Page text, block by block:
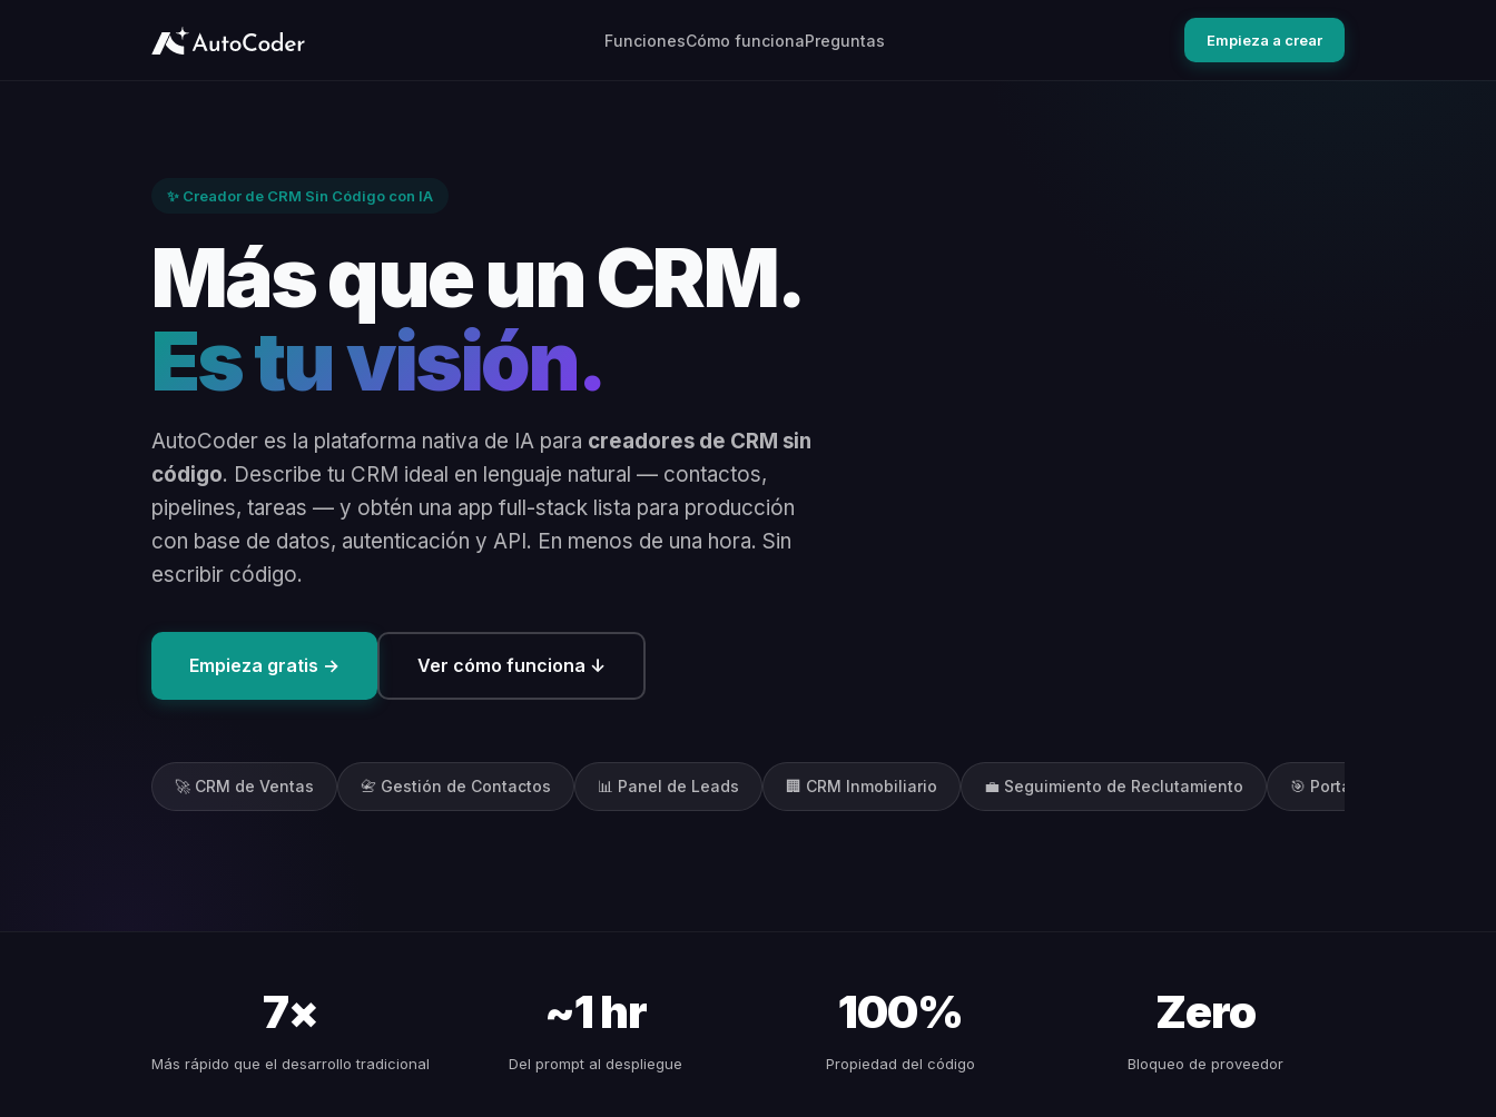
FuncionesCómo funcionaPreguntas Empieza a crear
✨ Creador de CRM Sin Código con IA
Más que un CRM.
Es tu visión.
AutoCoder es la plataforma nativa de IA para creadores de CRM sin
código. Describe tu CRM ideal en lenguaje natural — contactos,
pipelines, tareas — y obtén una app full-stack lista para producción
con base de datos, autenticación y API. En menos de una hora. Sin
escribir código.
Empieza gratis → Ver cómo funciona ↓
🚀 CRM de Ventas 📇 Gestión de Contactos 📊 Panel de Leads 🏢 CRM Inmobiliario 💼 Seguimiento de Reclutamiento 🎯 Portal de Soporte
7×
Más rápido que el desarrollo tradicional
~1 hr
Del prompt al despliegue
100%
Propiedad del código
Zero
Bloqueo de proveedor